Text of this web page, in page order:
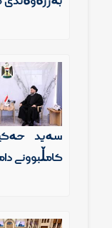
سەید
كامڵبوونی